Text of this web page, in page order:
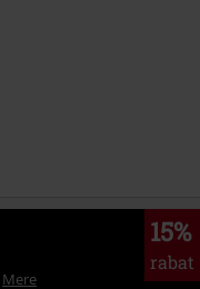
15%
rabat
Mere